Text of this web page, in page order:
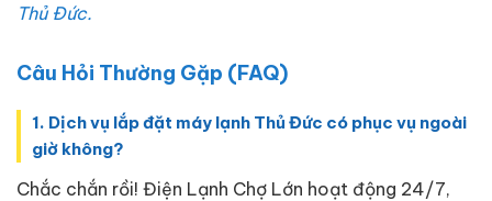
Thủ Đức.
Câu Hỏi Thường Gặp (FAQ)
1. Dịch vụ lắp đặt máy lạnh Thủ Đức có phục vụ ngoài
giờ không?
Chắc chắn rồi! Điện Lạnh Chợ Lớn hoạt động 24/7,